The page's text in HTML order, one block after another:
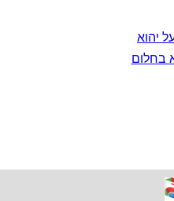
יהוא
בחלום